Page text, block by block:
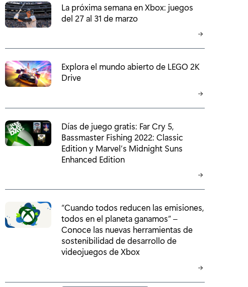
La próxima semana en Xbox: juegos
del 27 al 31 de marzo
Explora el mundo abierto de LEGO 2K
Drive
Días de juego gratis: Far Cry 5,
Bassmaster Fishing 2022: Classic
Edition y Marvel’s Midnight Suns
Enhanced Edition
“Cuando todos reducen las emisiones,
todos en el planeta ganamos” –
Conoce las nuevas herramientas de
sostenibilidad de desarrollo de
videojuegos de Xbox